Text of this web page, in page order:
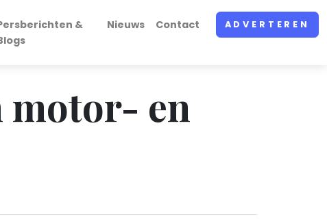
&
Nieuws Contact ADVERTEREN
motor- en